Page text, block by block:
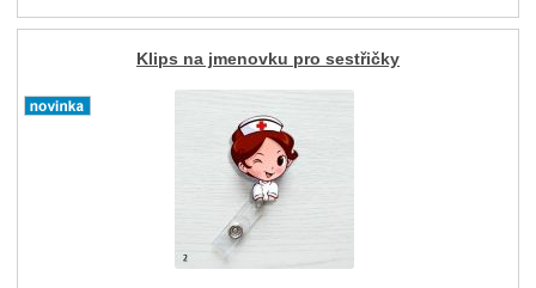
Klips na jmenovku pro sestřičky